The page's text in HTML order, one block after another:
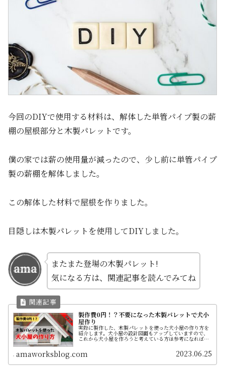
今回のDIYで使用する材料は、解体した単管パイプ製の薪
棚の屋根部分と木製パレットです。
僕の家では薪の使用量が減ったので、少し前に単管パイプ
製の薪棚を解体しました。
この解体した材料で屋根を作りました。
目隠しは木製パレットを使用してDIYしました。
またまた登場の木製パレット!
気になる方は、関連記事を読んでみてね
製作費0円！？不要になった木製パレットで犬小
屋作り
実際に製作した、木製パレットを使った犬小屋の作り方を
紹介します。犬小屋の設計図面もアップしていますので、
これから犬小屋を作ろうと考えている方は参考になれば嬉
amaworksblog.com 2023.06.25